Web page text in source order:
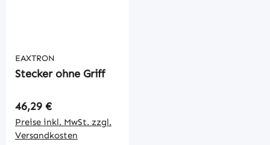
EAXTRON
Stecker ohne Griff
Regulärer Preis:
46,29 €
Preise inkl. MwSt. zzgl.
Versandkosten